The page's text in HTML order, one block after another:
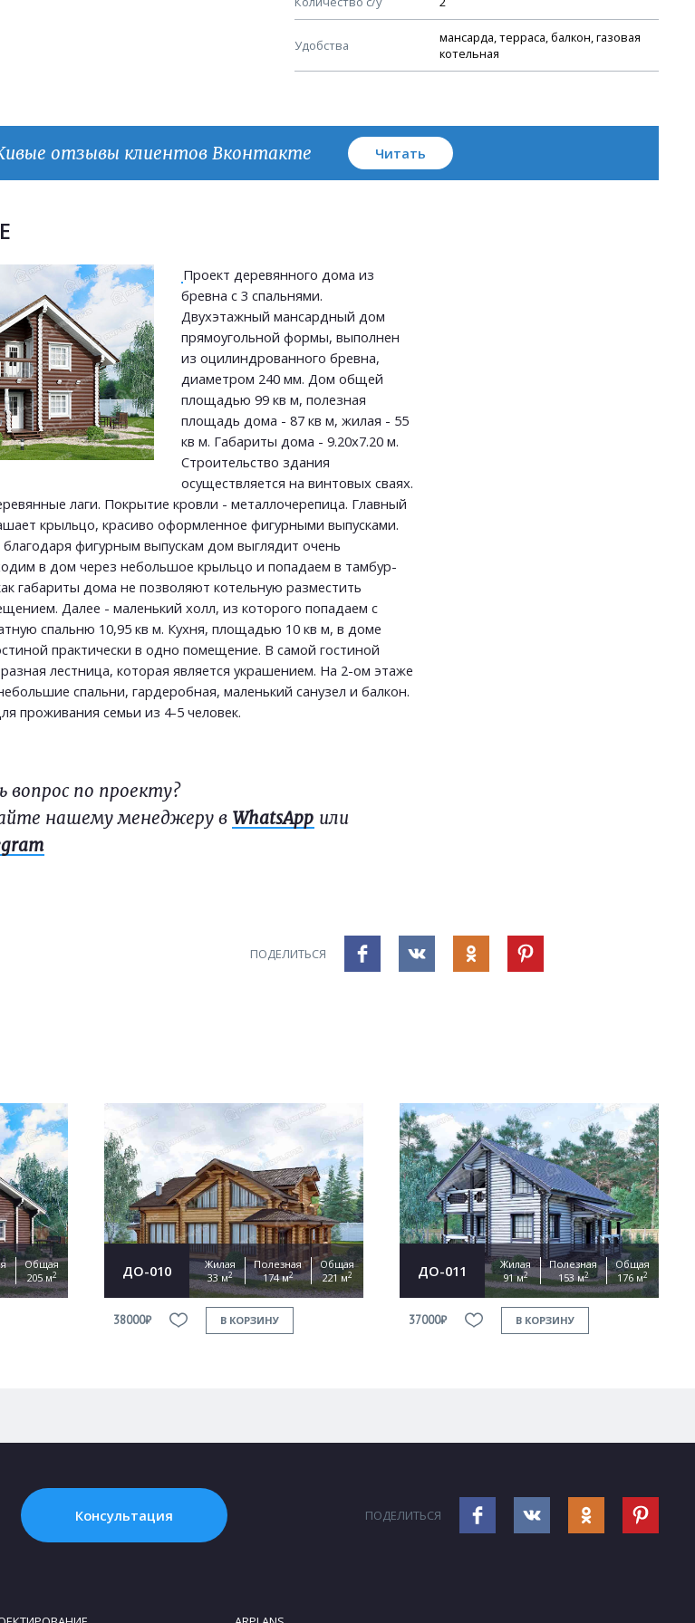
Удобства
мансарда, терраса, балкон, газовая
котельная
План кровли
отзывы клиентов Вконтакте Читать
Проект деревянного дома из
бревна с 3 спальнями.
Двухэтажный мансардный дом
прямоугольной формы, выполнен
из оцилиндрованного бревна,
диаметром 240 мм. Дом общей
площадью 99 кв м, полезная
площадь дома - 87 кв м, жилая - 55
кв м. Габариты дома - 9.20х7.20 м.
Строительство здания
осуществляется на винтовых сваях.
лаги. Покрытие кровли - металлочерепица. Главный
крыльцо, красиво оформленное фигурными выпусками.
фигурным выпускам дом выглядит очень
в дом через небольшое крыльцо и попадаем в тамбур-
габариты дома не позволяют котельную разместить
Далее - маленький холл, из которого попадаем с
спальню 10,95 кв м. Кухня, площадью 10 кв м, в доме
практически в одно помещение. В самой гостиной
лестница, которая является украшением. На 2-ом этаже
спальни, гардеробная, маленький санузел и балкон.
проживания семьи из 4-5 человек.
вопрос по проекту?
нашему менеджеру в WhatsApp или
ПОДЕЛИТЬСЯ
Общая
205 м2 ДО-010
Жилая
33 м2
Полезная
174 м2
Общая
221 м2
38000₽ В КОРЗИНУ
ДО-011
Жилая
91 м2
Полезная
153 м2
Общая
176 м2
37000₽ В КОРЗИНУ
файл
обработку персональных данных
ОТПРАВИТЬ
Консультация ПОДЕЛИТЬСЯ
обработку персональных данных
reCAPTCHA and the GooglePrivacy Policy
ОТПРАВИТЬ